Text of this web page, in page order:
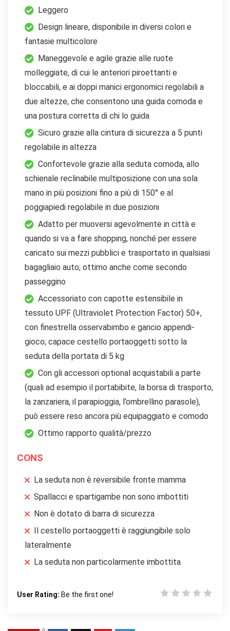
Leggero
Design lineare, disponibile in diversi colori e
fantasie multicolore
Maneggevole e agile grazie alle ruote
molleggiate, di cui le anteriori piroettanti e
bloccabili, e ai doppi manici ergonomici regolabili a
due altezze, che consentono una guida comoda e
una postura corretta di chi lo guida
Sicuro grazie alla cintura di sicurezza a 5 punti
regolabile in altezza
Confortevole grazie alla seduta comoda, allo
schienale reclinabile multiposizione con una sola
mano in più posizioni fino a più di 150° e al
poggiapiedi regolabile in due posizioni
Adatto per muoversi agevolmente in città e
quando si va a fare shopping, nonché per essere
caricato sui mezzi pubblici e trasportato in qualsiasi
bagagliaio auto; ottimo anche come secondo
passeggino
Accessoriato con capotte estensibile in
tessuto UPF (Ultraviolet Protection Factor) 50+,
con finestrella osservabimbo e gancio appendi-
gioco; capace cestello portaoggetti sotto la
seduta della portata di 5 kg
Con gli accessori optional acquistabili a parte
(quali ad esempio il portabibite, la borsa di trasporto,
la zanzariera, il parapioggia, l’ombrellino parasole),
può essere reso ancora più equipaggiato e comodo
Ottimo rapporto qualità/prezzo
CONS
La seduta non è reversibile fronte mamma
Spallacci e spartigambe non sono imbottiti
Non è dotato di barra di sicurezza
Il cestello portaoggetti è raggiungibile solo
lateralmente
La seduta non particolarmente imbottita
User Rating: Be the first one!